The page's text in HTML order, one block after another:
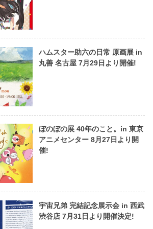
ハムスター助六の日常 原画展 in
丸善 名古屋 7月29日より開催!
ぼのぼの展 40年のこと。in 東京
アニメセンター 8月27日より開
催!
宇宙兄弟 完結記念展示会 in 西武
渋谷店 7月31日より開催決定!